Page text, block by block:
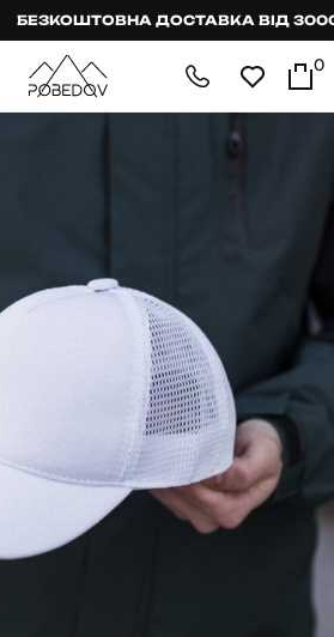
БЕЗКОШТОВНА ДОСТАВКА ВІД 3000
0